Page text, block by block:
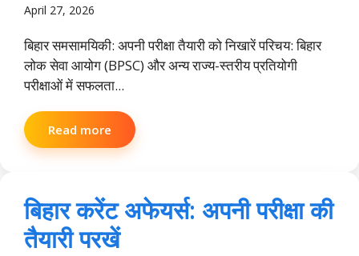
April 27, 2026
बिहार समसामयिकी: अपनी परीक्षा तैयारी को निखारें परिचय: बिहार
लोक सेवा आयोग (BPSC) और अन्य राज्य-स्तरीय प्रतियोगी
परीक्षाओं में सफलता...
Read more
बिहार करेंट अफेयर्स: अपनी परीक्षा की
तैयारी परखें